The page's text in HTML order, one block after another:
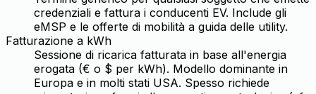
credenziali e fattura i conducenti EV. Include gli
eMSP e le offerte di mobilità a guida delle utility.
Fatturazione a kWh
Sessione di ricarica fatturata in base all'energia
erogata (€ o $ per kWh). Modello dominante in
Europa e in molti stati USA. Spesso richiede